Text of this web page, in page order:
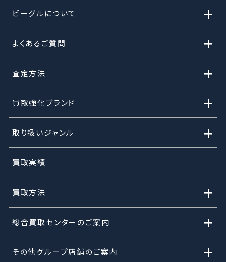
ビーグルについて +
よくあるご質問 +
査定方法 +
買取強化ブランド +
取り扱いジャンル +
買取実績
買取方法 +
総合買取センターのご案内 +
その他グループ店舗のご案内 +